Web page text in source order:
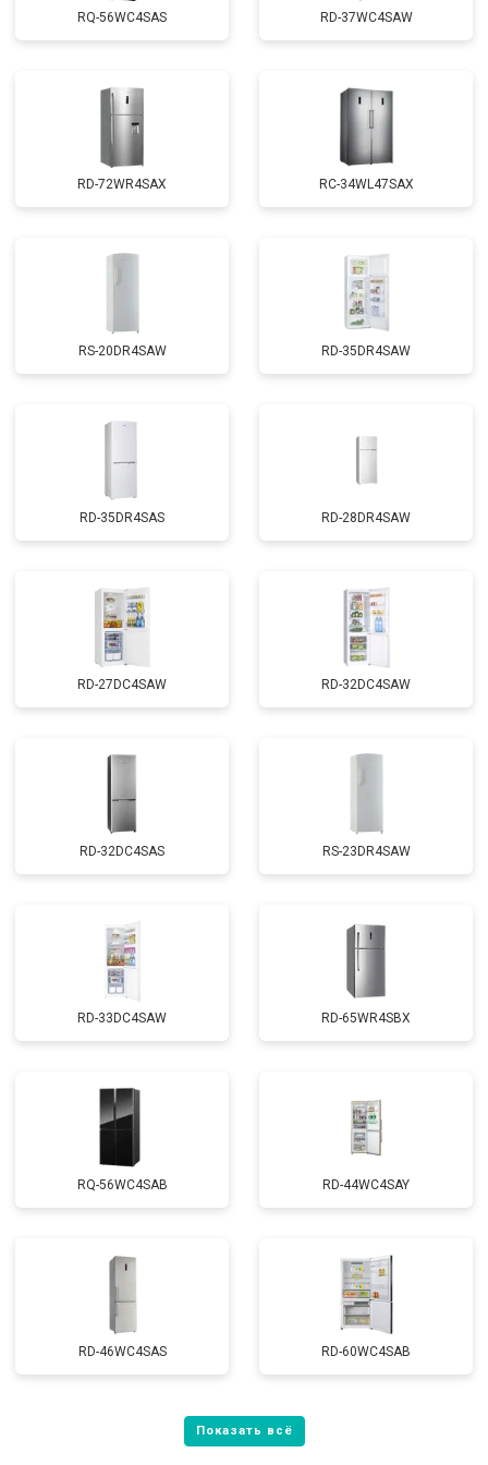
RQ-56WC4SAS RD-37WC4SAW
RD-72WR4SAX RС-34WL47SAX
RS-20DR4SAW RD-35DR4SAW
RD-35DR4SAS RD-28DR4SAW
RD-27DC4SAW RD-32DC4SAW
RD-32DC4SAS RS-23DR4SAW
RD-33DC4SAW RD-65WR4SBX
RQ-56WC4SAB RD-44WC4SAY
RD-46WC4SAS RD-60WC4SAB